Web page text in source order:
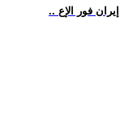
فور الإع